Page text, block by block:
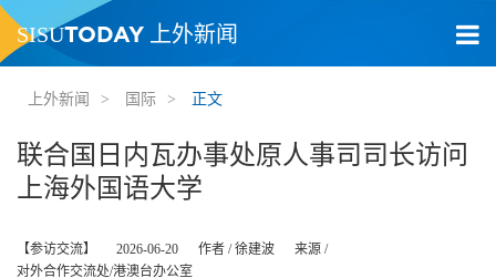
SISUTODAY 上外新闻
上外新闻 > 国际 > 正文
联合国日内瓦办事处原人事司司长访问
上海外国语大学
【参访交流】 2026-06-20 作者 /徐建波
来源 /
对外合作交流处/港澳台办公室